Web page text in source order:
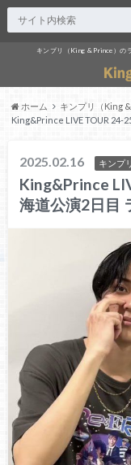
キンプリ（King & Prince）の
ホーム
キンプリ（King
King&Prince LIVE TOUR 24-
2025.02.16 キンプ
King&Prince
海道公演2日目